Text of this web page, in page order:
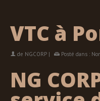
VTC à
de NGCORP | Posté dans :
NG